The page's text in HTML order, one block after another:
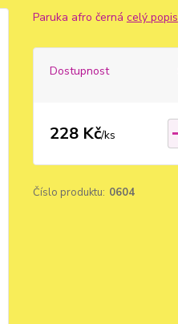
Paruka afro černá celý popis
Dostupnost
228 Kč/ks
Číslo produktu: 0604